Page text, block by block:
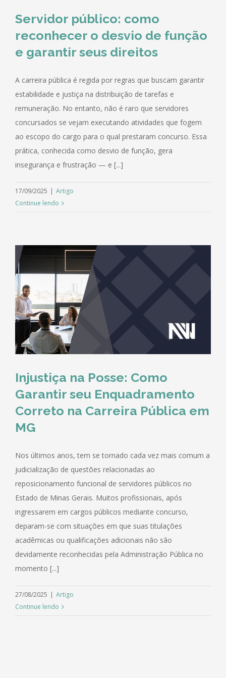
Servidor público: como
reconhecer o desvio de função
e garantir seus direitos
A carreira pública é regida por regras que buscam garantir
estabilidade e justiça na distribuição de tarefas e
remuneração. No entanto, não é raro que servidores
concursados se vejam executando atividades que fogem
ao escopo do cargo para o qual prestaram concurso. Essa
prática, conhecida como desvio de função, gera
insegurança e frustração — e [...]
17/09/2025 | Artigo
Continue lendo
Injustiça na Posse: Como
Garantir seu Enquadramento
Correto na Carreira Pública em
MG
Nos últimos anos, tem se tornado cada vez mais comum a
judicialização de questões relacionadas ao
reposicionamento funcional de servidores públicos no
Estado de Minas Gerais. Muitos profissionais, após
ingressarem em cargos públicos mediante concurso,
deparam-se com situações em que suas titulações
acadêmicas ou qualificações adicionais não são
devidamente reconhecidas pela Administração Pública no
momento [...]
27/08/2025 | Artigo
Continue lendo